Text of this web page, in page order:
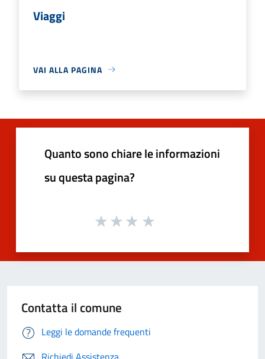
Viaggi
VAI ALLA PAGINA
Quanto sono chiare le informazioni
su questa pagina?
Contatta il comune
Leggi le domande frequenti